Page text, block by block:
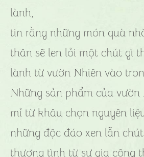
lành,
tin rằng những món quà
thân sẽ len lỏi một chút gì
lành từ vườn Nhiên vào
Những sản phẩm của vườn
mỉ từ khâu chọn nguyên
những độc đáo xen lẫn
thương tình từ sự gia công